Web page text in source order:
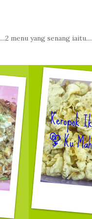
menu yang senang iaitu....